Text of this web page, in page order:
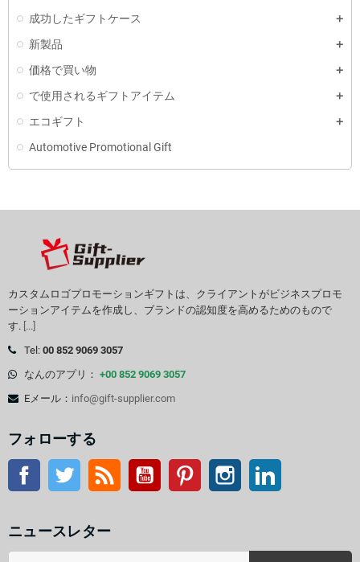
成功したギフトケース
新製品
価格で買い物
で使用されるギフトアイテム
エコギフト
Automotive Promotional Gift
カスタムロゴプロモーションギフトは、クライアントがビジネスプロモ
ーションアイテムを作成し、ブランドの認知度を高めるためのもので
す. [...]
Tel: 00 852 9069 3057
なんのアプリ： +00 852 9069 3057
Eメール： info@gift-supplier.com
フォローする
フェイスブックツイッターRss YouTube Pinterest インスタグラム
ニュースレター